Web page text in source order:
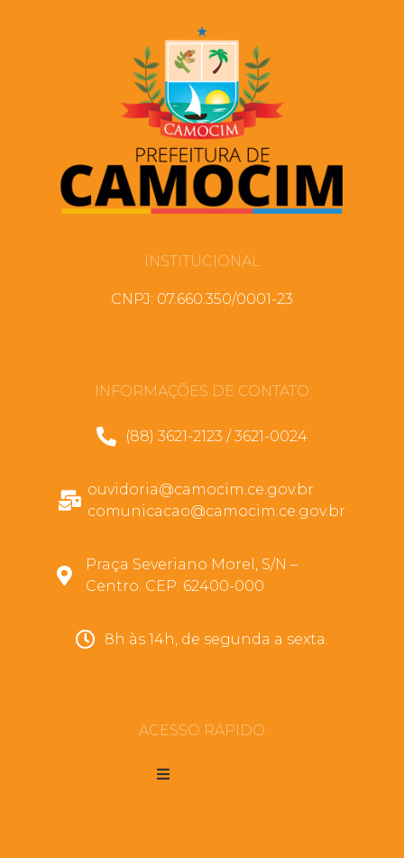
INSTITUCIONAL
CNPJ: 07.660.350/0001-23
INFORMAÇÕES DE CONTATO
(88) 3621-2123 / 3621-0024
ouvidoria@camocim.ce.gov.br
comunicacao@camocim.ce.gov.br
Praça Severiano Morel, S/N –
Centro. CEP: 62400-000
8h às 14h, de segunda a sexta.
ACESSO RÁPIDO